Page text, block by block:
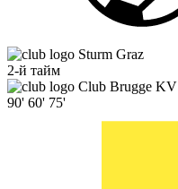
Sturm Graz
2-й тайм
Club Brugge KV
90' 60' 75'